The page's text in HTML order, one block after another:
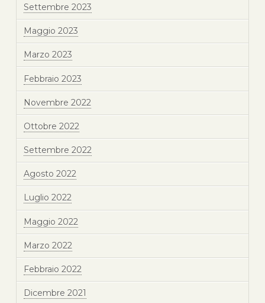
Settembre 2023
Maggio 2023
Marzo 2023
Febbraio 2023
Novembre 2022
Ottobre 2022
Settembre 2022
Agosto 2022
Luglio 2022
Maggio 2022
Marzo 2022
Febbraio 2022
Dicembre 2021